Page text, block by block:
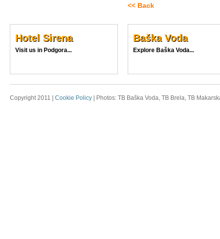
<< Back
Hotel Sirena
Visit us in Podgora...
Baška Voda
Explore Baška Voda...
Copyright 2011 | Cookie Policy| Photos: TB Baška Voda, TB Brela, TB